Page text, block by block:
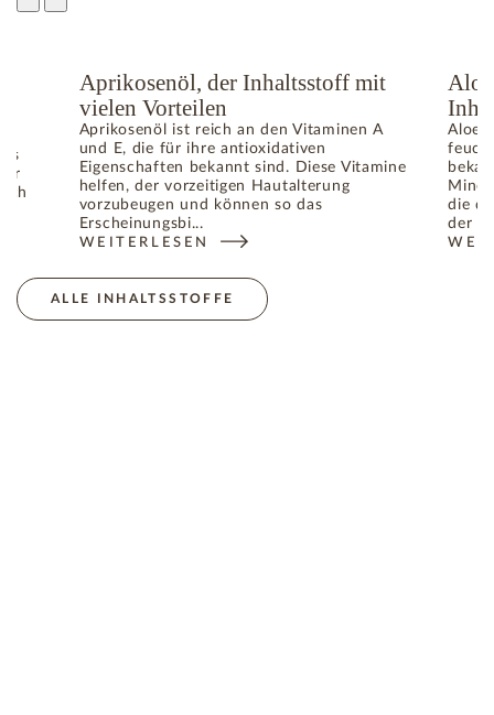
Aprikosenöl, der Inhaltsstoff mit
vielen Vorteilen
Aprikosenöl ist reich an den Vitaminen A
und E, die für ihre antioxidativen
Eigenschaften bekannt sind. Diese Vitamine
helfen, der vorzeitigen Hautalterung
vorzubeugen und können so das
Erscheinungsbi...
WEITERLESEN
: APRIKOSENÖL, DER INHALTSSTOFF MIT VIELEN
Aloe
die
der
:
ALLE INHALTSSTOFFE